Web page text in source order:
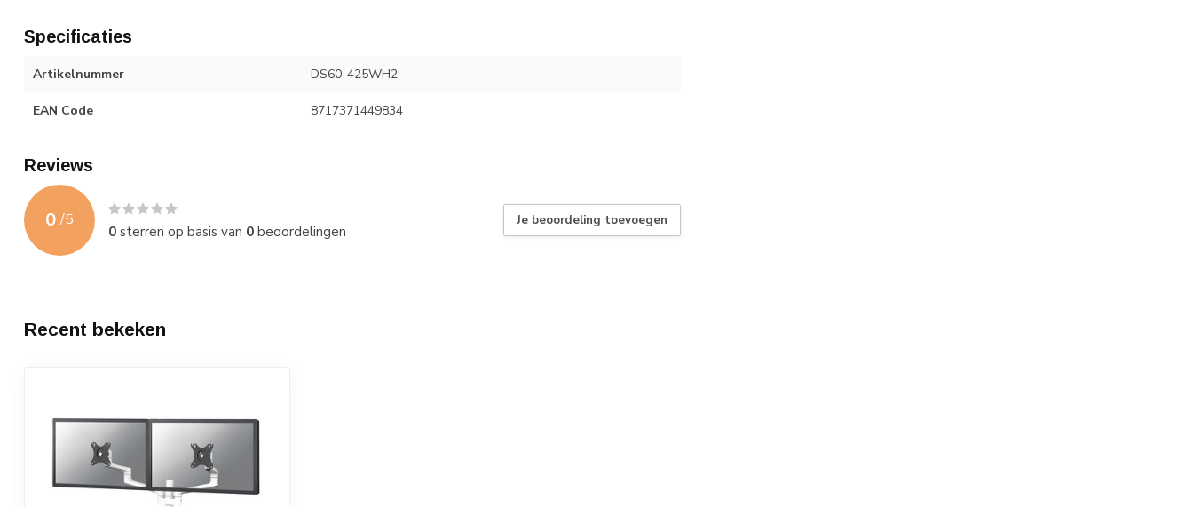
Specificaties
Artikelnummer DS60-425WH2
EAN Code 8717371449834
Reviews
0 /5
0sterren op basis van 0beoordelingen
Je beoordeling toevoegen
Recent bekeken